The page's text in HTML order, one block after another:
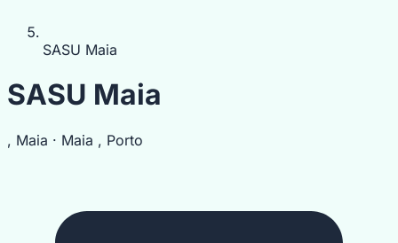
SASU Maia
SASU Maia
, Maia · Maia , Porto